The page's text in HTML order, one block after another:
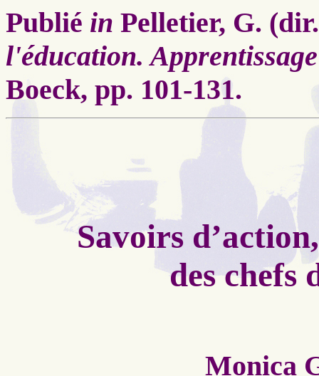
Publié in Pelletier, G.
l'éducation.
Boeck, pp. 101-131.
Savoirs
des chefs
Monica